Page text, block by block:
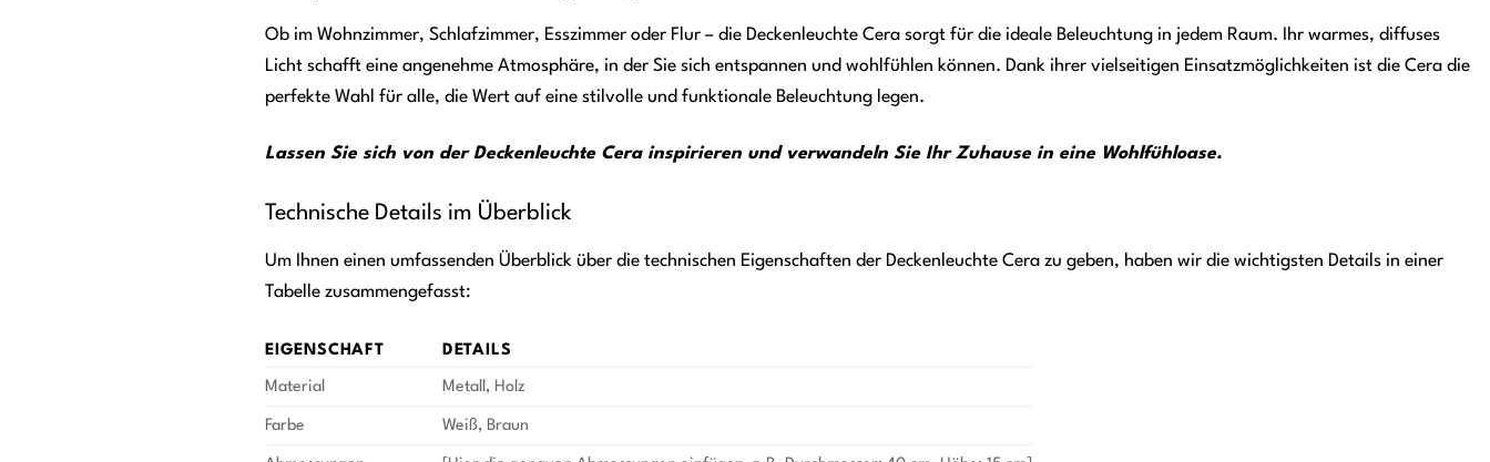
Ob im Wohnzimmer, Schlafzimmer, Esszimmer oder Flur – die Deckenleuchte Cera sorgt für die ideale Beleuchtung in jedem Raum. Ihr warmes, diffuses
Licht schafft eine angenehme Atmosphäre, in der Sie sich entspannen und wohlfühlen können. Dank ihrer vielseitigen Einsatzmöglichkeiten ist die Cera die
perfekte Wahl für alle, die Wert auf eine stilvolle und funktionale Beleuchtung legen.
Lassen Sie sich von der Deckenleuchte Cera inspirieren und verwandeln Sie Ihr Zuhause in eine Wohlfühloase.
Technische Details im Überblick
Um Ihnen einen umfassenden Überblick über die technischen Eigenschaften der Deckenleuchte Cera zu geben, haben wir die wichtigsten Details in einer
Tabelle zusammengefasst:
EIGENSCHAFT DETAILS
Material Metall, Holz
Farbe Weiß, Braun